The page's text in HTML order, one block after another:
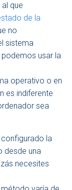
que
de la
no
sistema
usar la
operativo o en
es indiferente
sea
la
desde una
necesites